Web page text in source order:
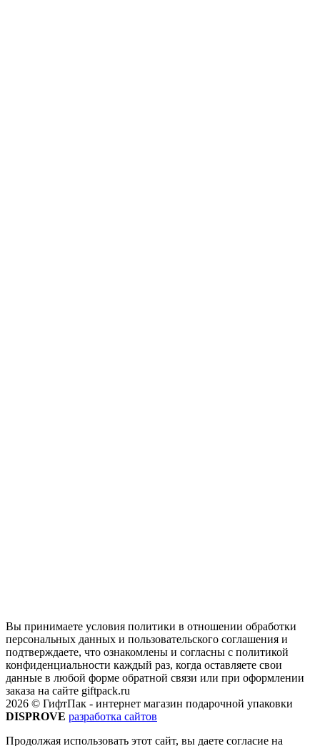
Вы принимаете условия политики в отношении обработки
персональных данных и пользовательского соглашения и
подтверждаете, что ознакомлены и согласны с политикой
конфиденциальности каждый раз, когда оставляете свои
данные в любой форме обратной связи или при оформлении
заказа на сайте giftpack.ru
2026 © ГифтПак - интернет магазин подарочной упаковки
DISPROVE разработка сайтов
Продолжая использовать этот сайт, вы даете согласие на